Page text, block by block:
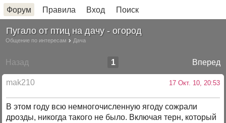
Форум Правила Вход Поиск
Пугало от птиц на дачу - огород
Общение по интересам Дача
Назад Вперед
1
mak210 17 Окт. 10, 20:53
В этом году всю немногочисленную ягоду сожрали
дрозды, никогда такого не было. Включая терн, который